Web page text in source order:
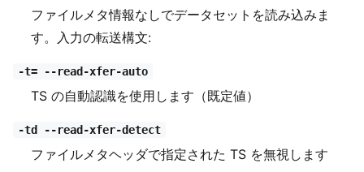
ファイルメタ情報なしでデータセットを読み込みま
す。入力の転送構文:
-t= --read-xfer-auto
TS の自動認識を使用します（既定値）
-td --read-xfer-detect
ファイルメタヘッダで指定された TS を無視します